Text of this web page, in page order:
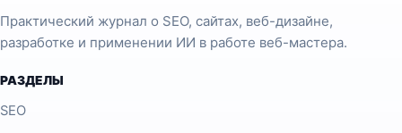
Практический журнал о SEO, сайтах, веб-дизайне,
разработке и применении ИИ в работе веб-мастера.
РАЗДЕЛЫ
SEO